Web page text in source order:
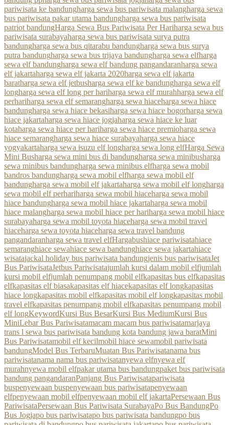
pariwisata ke bandungharga sewa bus pariwisata malangharga sewa
bus pariwisata pakar utama bandungharga sewa bus pariwisata
patriot bandungHarga Sewa Bus Pariwisata Per Hariharga sewa bus
pariwisata surabayaharga sewa bus pariwisata surya putra
bandungharga sewa bus qitarabu bandungharga sewa bus surya
putra bandungharga sewa bus trijaya bandungharga sewa elfharga
sewa elf bandungharga sewa elf bandung pangandaranharga sewa
elf jakartaharga sewa elf jakarta 2020harga sewa elf jakarta
baratharga sewa elf jetbusharga sewa elf ke bandungharga sewa elf
longharga sewa elf long per hariharga sewa elf murahharga sewa elf
perhariharga sewa elf semarangharga sewa hiaceharga sewa hiace
bandungharga sewa hiace bekasiharga sewa hiace bogorharga sewa
hiace jakartaharga sewa hiace jogjaharga sewa hiace ke luar
kotaharga sewa hiace per hariharga sewa hiace premioharga sewa
hiace semarangharga sewa hiace surabayaharga sewa hiace
yogyakartaharga sewa isuzu elf longharga sewa long elfHarga Sewa
Mini Busharga sewa mini bus di bandungharga sewa minibusharga
sewa minibus bandungharga sewa minibus elfharga sewa mobil
bandros bandungharga sewa mobil elfharga sewa mobil elf
bandungharga sewa mobil elf jakartaharga sewa mobil elf longharga
sewa mobil elf perhariharga sewa mobil hiaceharga sewa mobil
hiace bandungharga sewa mobil hiace jakartaharga sewa mobil
hiace malangharga sewa mobil hiace per hariharga sewa mobil hiace
surabayaharga sewa mobil toyota hiaceharga sewa mobil travel
hiaceharga sewa toyota hiaceharga sewa travel bandung
pangandaranharga sewa travel elfHargabushiace pariwisatahiace
semaranghiace sewahiace sewa bandunghiace sewa jakartahiace
wisatajackal holiday bus pariwisata bandungjenis bus pariwisataJet
Bus PariwisataJetbus Pariwisatajumlah kursi dalam mobil elfjumlah
kursi mobil elfjumlah penumpang mobil elfkapasitas bus elfkapasitas
elfkapasitas elf biasakapasitas elf hiacekapasitas elf longkapasitas
hiace longkapasitas mobil elfkapasitas mobil elf longkapasitas mobil
travel elfkapasitas penumpang mobil elfkapasitas penumpang mobil
elf longKeywordKursi Bus BesarKursi Bus MediumKursi Bus
MiniLebar Bus Pariwisatamacam macam bus pariwisatamarjaya
trans l sewa bus pariwisata bandung kota bandung jawa baratMini
Bus Pariwisatamobil elf kecilmobil hiace sewamobil pariwisata
bandungModel Bus TerbaruMuatan Bus Pariwisatanama bus
pariwisatanama nama bus pariwisatanyewa elfnyewa elf
murahnyewa mobil elfpakar utama bus bandungpaket bus pariwisata
bandung pangandaranPanjang Bus Pariwisatapariwisata
buspenyewaan buspenyewaan bus pariwisatapenyewaan
elfpenyewaan mobil elfpenyewaan mobil elf jakartaPersewaan Bus
PariwisataPersewaan Bus Pariwisata SurabayaPo Bus BandungPo
Bus Jogjapo bus pariwisatapo bus pariwisata bandungpo bus